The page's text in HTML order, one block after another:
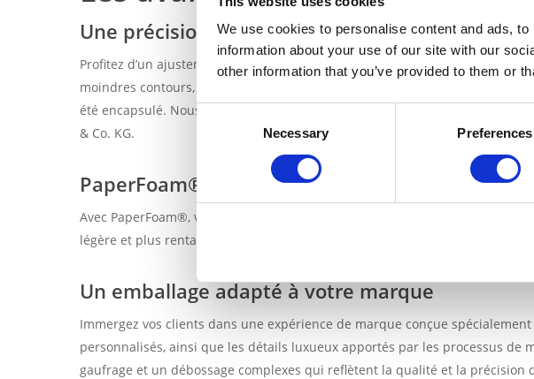
We use cookies to personalise content and ads,
information about your use of our site with our
other information that you’ve provided to them or
Consent
Necessary Preferences
Une précision sculptée
Profitez d’un ajustement parfait et protégez vos produits grâce à un
moindres contours, garantissant ainsi que ce qui se trouve à l’intérieur
été encapsulé. Nous avons créé
& Co. KG.
PaperFoam® est léger, mais puissant
Avec PaperFoam®, vous pouvez réduire le poids de votre emballage
légère et plus rentable, tout en maintenant une protection robuste et
Un emballage adapté à votre marque
Immergez vos clients dans une expérience de marque conçue
personnalisés, ainsi que les détails luxueux apportés par les processus de
gaufrage et un débossage complexes qui reflètent la qualité et la précision